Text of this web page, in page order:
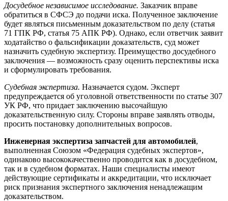
Досудебное независимое исследование. Заказчик вправе
обратиться в СФСЭ до подачи иска. Полученное заключение
будет являться письменным доказательством по делу (статья
71 ГПК РФ, статья 75 АПК РФ). Однако, если ответчик заявит
ходатайство о фальсификации доказательств, суд может
назначить судебную экспертизу. Преимущество досудебного
заключения — возможность сразу оценить перспективы иска
и сформулировать требования.
Судебная экспертиза. Назначается судом. Эксперт
предупреждается об уголовной ответственности по статье 307
УК РФ, что придает заключению высочайшую
доказательственную силу. Стороны вправе заявлять отводы,
просить постановку дополнительных вопросов.
Инженерная экспертиза запчастей для автомобилей,
выполненная Союзом «Федерация судебных экспертов»,
одинаково высококачественно проводится как в досудебном,
так и в судебном форматах. Наши специалисты имеют
действующие сертификаты и аккредитации, что исключает
риск признания экспертного заключения ненадлежащим
доказательством.